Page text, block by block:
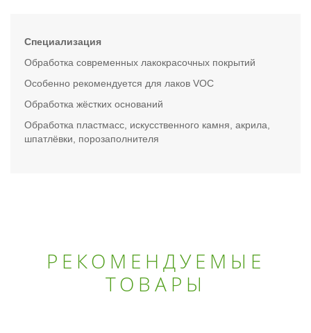
Специализация
Обработка современных лакокрасочных покрытий
Особенно рекомендуется для лаков VOC
Обработка жёстких оснований
Обработка пластмасс, искусственного камня, акрила,
шпатлёвки, порозаполнителя
РЕКОМЕНДУЕМЫЕ
ТОВАРЫ